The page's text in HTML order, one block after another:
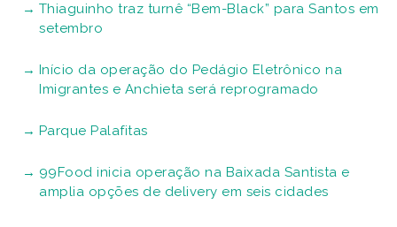
Thiaguinho traz turnê “Bem-Black” para Santos em
setembro
Início da operação do Pedágio Eletrônico na
Imigrantes e Anchieta será reprogramado
Parque Palafitas
99Food inicia operação na Baixada Santista e
amplia opções de delivery em seis cidades